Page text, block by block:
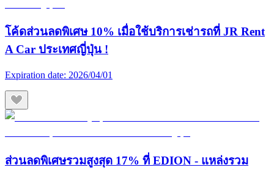
โค้ดส่วนลดพิเศษ 10% เมื่อใช้บริการเช่ารถที่ JR Rent
A Car ประเทศญี่ปุ่น !
Expiration date: 2026/04/01
ส่วนลดพิเศษรวมสูงสุด 17% ที่ EDION - แหล่งรวม